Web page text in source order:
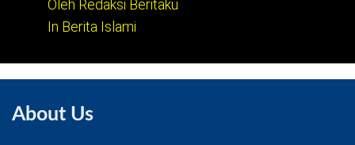
Oleh Redaksi Beritaku
In Berita Islami
About Us